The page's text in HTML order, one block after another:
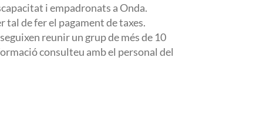
i empadronats a Onda.
tal de fer el pagament de taxes.
reunir un grup de més de 10
consulteu amb el personal del